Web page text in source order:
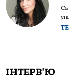
ІНТЕРВ'Ю